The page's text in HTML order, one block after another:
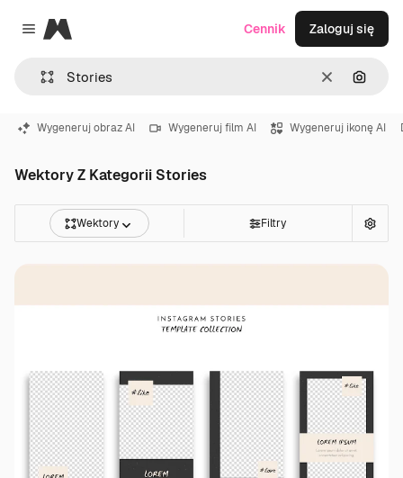
Close menu
Magnific
WyczyśćSzukaj
Cennik Zaloguj się
Wygeneruj obraz AI Wygeneruj film AI Wygeneruj ikonę AI
Wektory Z Kategorii Stories
Wektory Filtry